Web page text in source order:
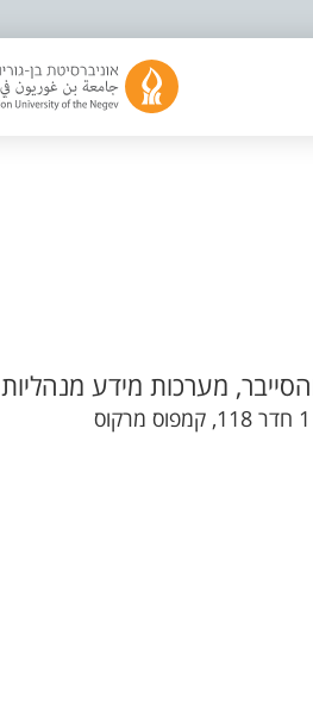
מערכות מידע מנהליות